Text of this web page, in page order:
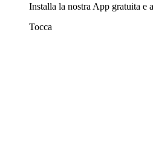
Installa la nostra App gratuita e
Tocca